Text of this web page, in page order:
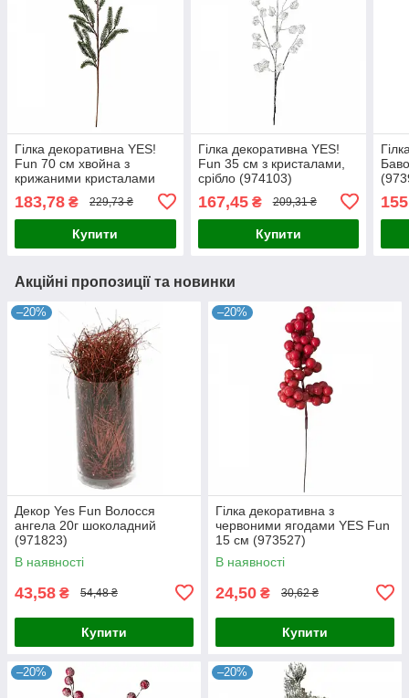
Гілка декоративна YES!
Fun 70 см хвойна з
крижаними кристалами
183,78 ₴ 229,73 ₴
Купити
Гілка декоративна YES!
Fun 35 см з кристалами,
срібло (974103)
167,45₴ 209,31 ₴
Купити
Акційні пропозиції та новинки
–20%
Декор Yes Fun Волосся
ангела 20г шоколадний
(971823)
В наявності
43,58 ₴ 54,48 ₴
Купити
–20%
Гілка декоративна з
червоними ягодами YES Fun
15 см (973527)
В наявності
24,50 ₴ 30,62 ₴
Купити
–20% –20%